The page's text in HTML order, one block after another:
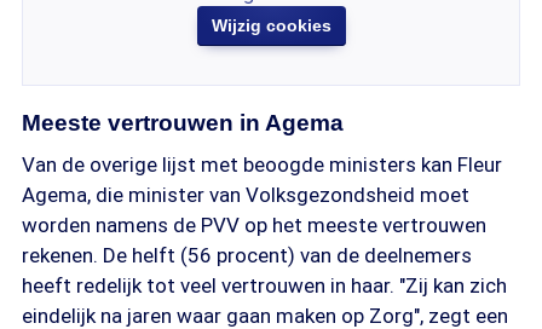
Wijzig cookies
Meeste vertrouwen in Agema
Van de overige lijst met beoogde ministers kan Fleur
Agema, die minister van Volksgezondsheid moet
worden namens de PVV op het meeste vertrouwen
rekenen. De helft (56 procent) van de deelnemers
heeft redelijk tot veel vertrouwen in haar. "Zij kan zich
eindelijk na jaren waar gaan maken op Zorg", zegt een